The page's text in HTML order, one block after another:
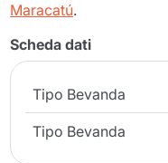
Maracatú.
Scheda dati
Tipo Bevanda
Tipo Bevanda